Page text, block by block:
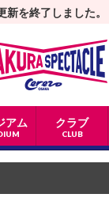
アム クラブ
CLUB
を終了しました。